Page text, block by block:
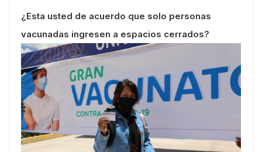
¿Esta usted de acuerdo que solo personas
vacunadas ingresen a espacios cerrados?